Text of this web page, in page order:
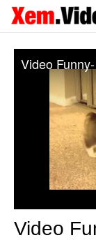
Video
Video